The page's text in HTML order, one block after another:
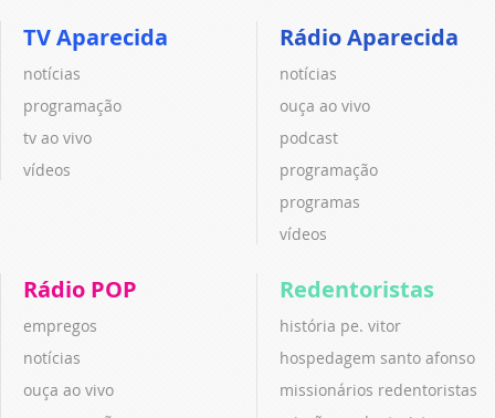
TV Aparecida
notícias
programação
tv ao vivo
vídeos
Rádio Aparecida
notícias
ouça ao vivo
podcast
programação
programas
vídeos
Rádio POP
empregos
notícias
ouça ao vivo
Redentoristas
história pe. vitor
hospedagem santo afonso
missionários redentoristas